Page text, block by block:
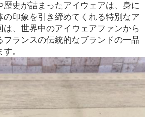
歴史が詰まったアイウェアは、身に
の印象を引き締めてくれる特別なア
は、世界中のアイウェアファンから
フランスの伝統的なブランドの一品
。